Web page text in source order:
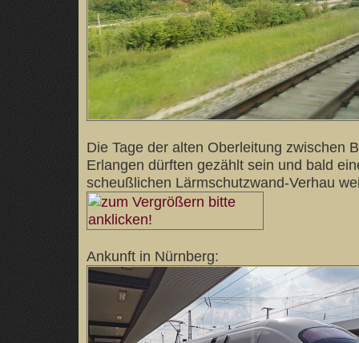
Die Tage der alten Oberleitung zwischen
Erlangen dürften gezählt sein und bald
scheußlichen Lärmschutzwand-Verhau
Ankunft in Nürnberg: